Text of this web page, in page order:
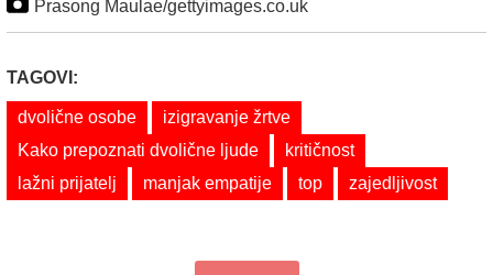
Prasong Maulae/gettyimages.co.uk
TAGOVI:
dvolične osobe
izigravanje žrtve
Kako prepoznati dvolične ljude
kritičnost
lažni prijatelj
manjak empatije top zajedljivost